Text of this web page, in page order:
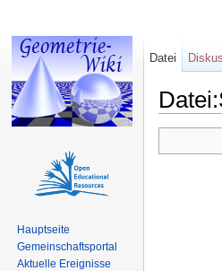
Datei
Hauptseite
Gemeinschaftsportal
Aktuelle Ereignisse